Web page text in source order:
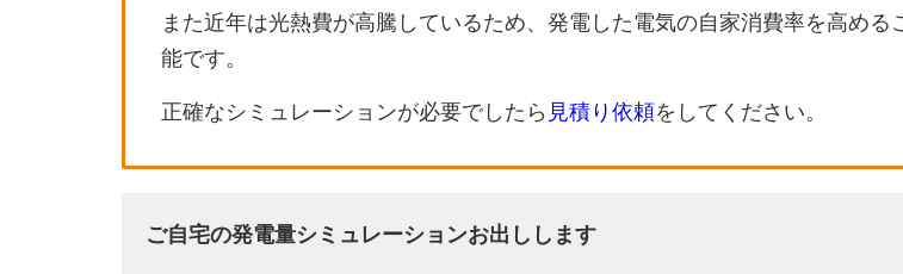
また近年は光熱費が高騰しているため、発電した電気の自家消費率を高め
能です。
正確なシミュレーションが必要でしたら 見積り依頼をしてください。
ご自宅の発電量シミュレーションお出しします